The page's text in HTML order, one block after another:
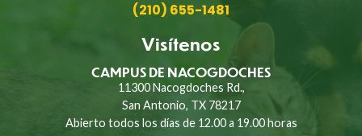
(210) 655-1481
Visítenos
CAMPUS DE NACOGDOCHES
11300 Nacogdoches Rd.,
San Antonio, TX 78217
Abierto todos los días de 12.00 a 19.00 horas